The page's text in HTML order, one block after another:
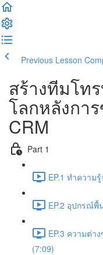
Previous Lesson
สร้างทีมโท
โลกหลังกา
CRM
Part 1
EP.1 ทำความ
EP.2 อุปกรณ์พื้
EP.3 ความต่า
(7:09)